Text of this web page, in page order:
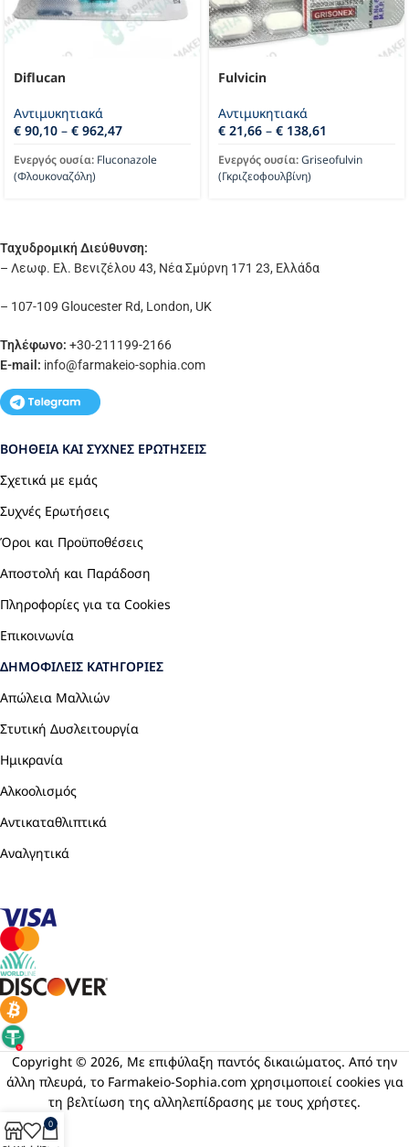
Diflucan
Αντιμυκητιακά
€ 90,10 – € 962,47
Ενεργός ουσία: Fluconazole
(Φλουκοναζόλη)
Fulvicin
Αντιμυκητιακά
€ 21,66 – € 138,61
Ενεργός ουσία:Griseofulvin
(Γκριζεοφουλβίνη)
Ταχυδρομική Διεύθυνση:
– Λεωφ. Ελ. Βενιζέλου 43, Νέα Σμύρνη 171 23, Ελλάδα
– 107-109 Gloucester Rd, London, UK
Τηλέφωνο: +30-211199-2166
E-mail: info@farmakeio-sophia.com
ΒΟΉΘΕΙΑ ΚΑΙ ΣΥΧΝΈΣ ΕΡΩΤΉΣΕΙΣ
Σχετικά με εμάς
Συχνές Ερωτήσεις
Όροι και Προϋποθέσεις
Αποστολή και Παράδοση
Πληροφορίες για τα Cookies
Επικοινωνία
ΔΗΜΟΦΙΛΕΊΣ ΚΑΤΗΓΟΡΊΕΣ
Απώλεια Μαλλιών
Στυτική Δυσλειτουργία
Ημικρανία
Αλκοολισμός
Αντικαταθλιπτικά
Αναλγητικά
Copyright © 2026, Με επιφύλαξη παντός δικαιώματος. Από την
άλλη πλευρά, το Farmakeio-Sophia.com χρησιμοποιεί cookies για
τη βελτίωση της αλληλεπίδρασης με τους χρήστες.
0